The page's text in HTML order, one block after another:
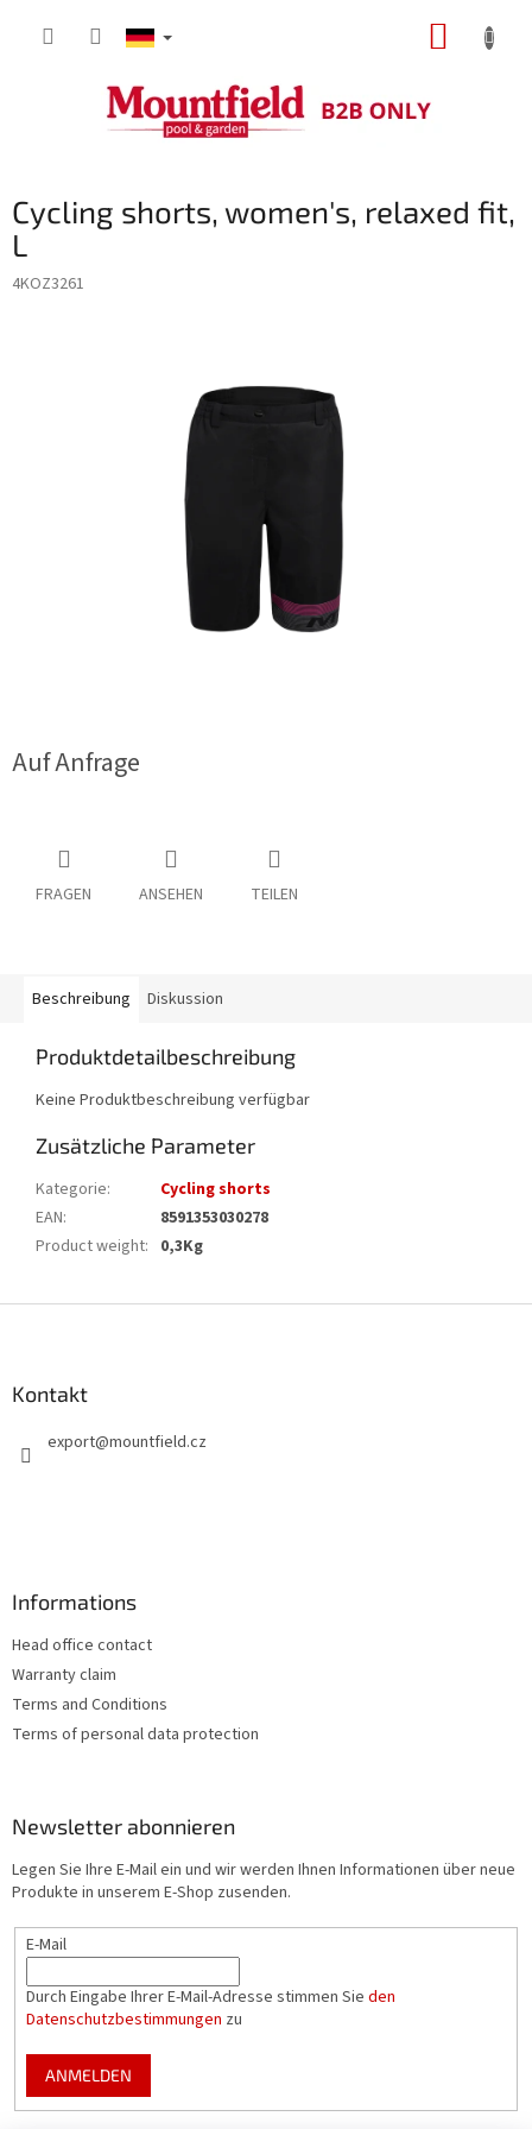
Cycling shorts, women's, relaxed fit,
L
4KOZ3261
Auf Anfrage
FRAGEN ANSEHEN TEILEN
Beschreibung Diskussion
Produktdetailbeschreibung
Keine Produktbeschreibung verfügbar
Zusätzliche Parameter
Kategorie:
Cycling shorts
EAN:
8591353030278
Product weight: 0,3Kg
Kontakt
export@mountfield.cz
Informations
Head office contact
Warranty claim
Terms and Conditions
Terms of personal data protection
Newsletter abonnieren
Legen Sie Ihre E-Mail ein und wir werden Ihnen Informationen über neue
Produkte in unserem E-Shop zusenden.
E-Mail
Durch Eingabe Ihrer E-Mail-Adresse stimmen Sie den
Datenschutzbestimmungen zu
ANMELDEN